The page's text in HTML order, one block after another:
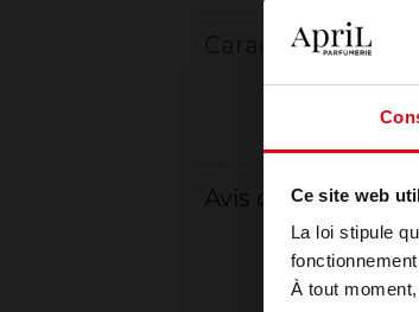
Ce site web
La loi stipule
À tout
Caractéristiques
Avis client